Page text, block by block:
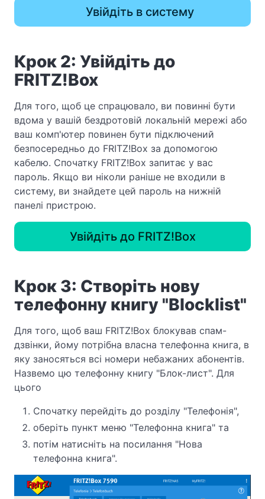
Увійдіть в систему
Крок 2: Увійдіть до
FRITZ!Box
Для того, щоб це спрацювало, ви повинні бути
вдома у вашій бездротовій локальній мережі або
ваш комп'ютер повинен бути підключений
безпосередньо до FRITZ!Box за допомогою
кабелю. Спочатку FRITZ!Box запитає у вас
пароль. Якщо ви ніколи раніше не входили в
систему, ви знайдете цей пароль на нижній
панелі пристрою.
Увійдіть до FRITZ!Box
Крок 3: Створіть нову
телефонну книгу "Blocklist"
Для того, щоб ваш FRITZ!Box блокував спам-
дзвінки, йому потрібна власна телефонна книга, в
яку заносяться всі номери небажаних абонентів.
Назвемо цю телефонну книгу "Блок-лист". Для
цього
Спочатку перейдіть до розділу "Телефонія",
оберіть пункт меню "Телефонна книга" та
потім натисніть на посилання "Нова
телефонна книга".